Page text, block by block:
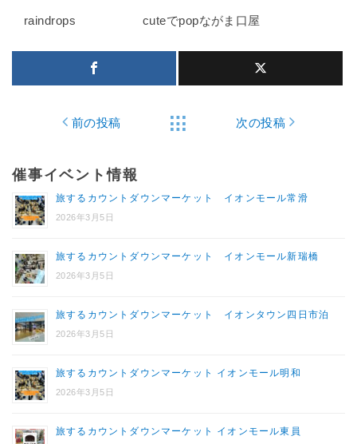
raindrops cuteでpopながま口屋
前の投稿 次の投稿
催事イベント情報
旅するカウントダウンマーケット イオンモール常滑
2026年3月5日
旅するカウントダウンマーケット イオンモール新瑞橋
2026年3月5日
旅するカウントダウンマーケット イオンタウン四日市泊
2026年3月5日
旅するカウントダウンマーケット イオンモール明和
2026年3月5日
旅するカウントダウンマーケット イオンモール東員